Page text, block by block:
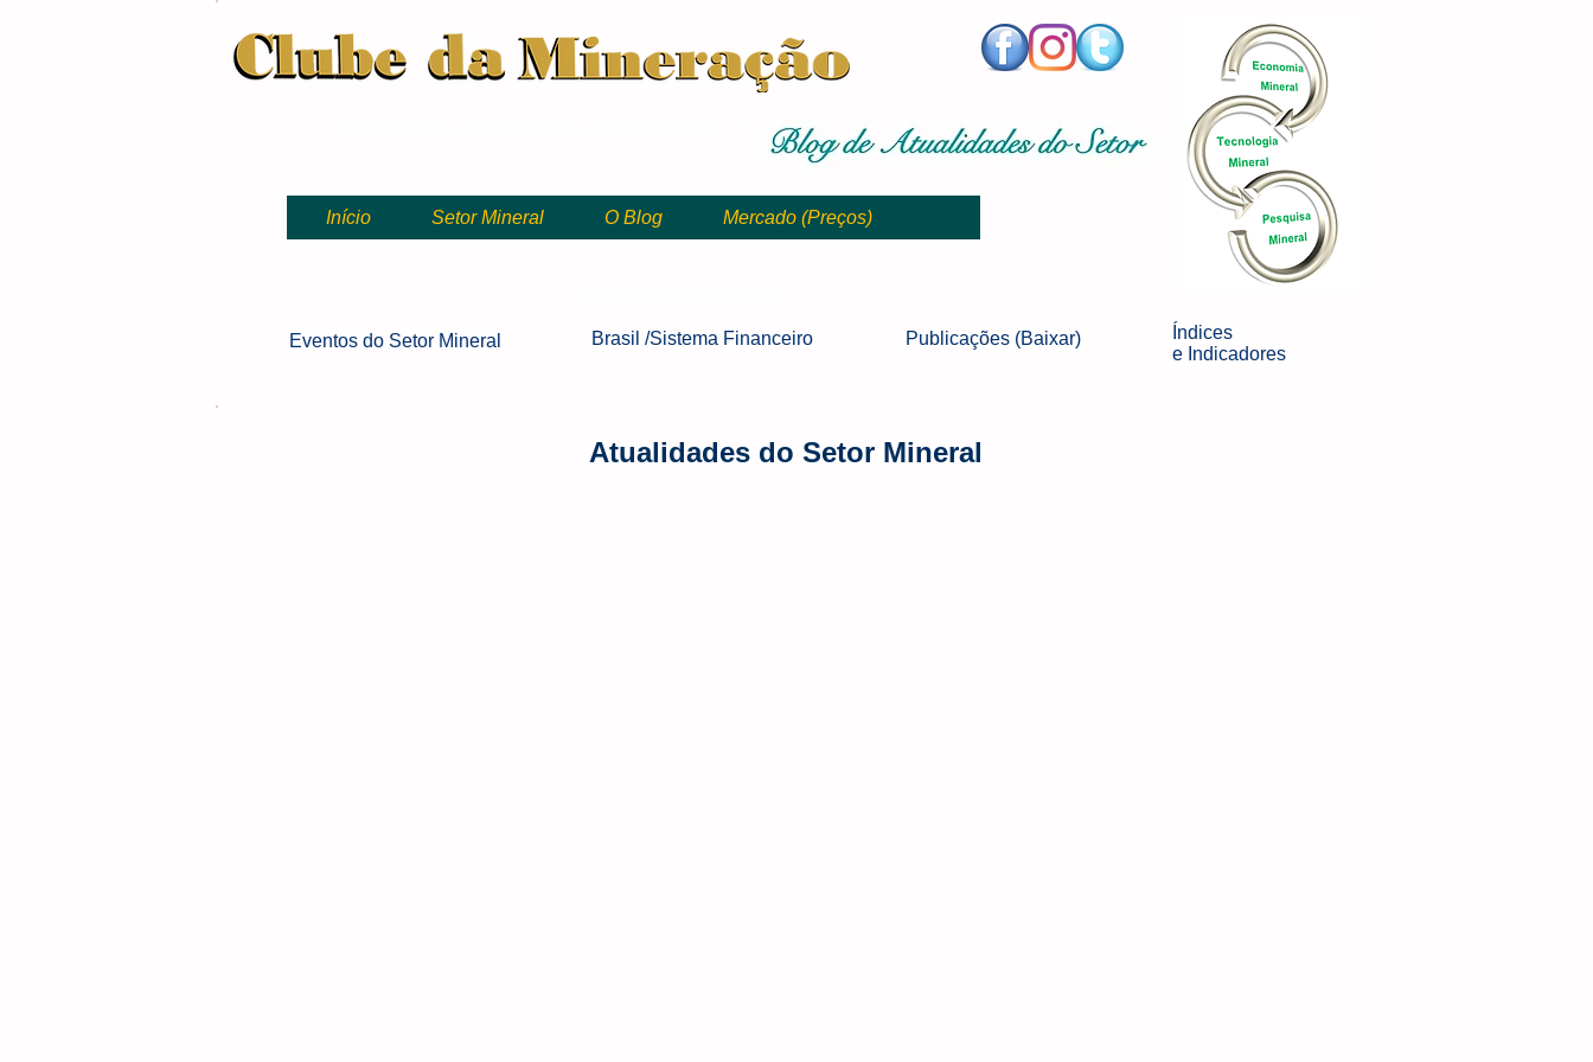
Início Setor Mineral O Blog Mercado (Preços)
Eventos do Setor Mineral Brasil /Sistema Financeiro Publicações (Baixar)
Índices
e Indicadores
Atualidades do Setor Mineral